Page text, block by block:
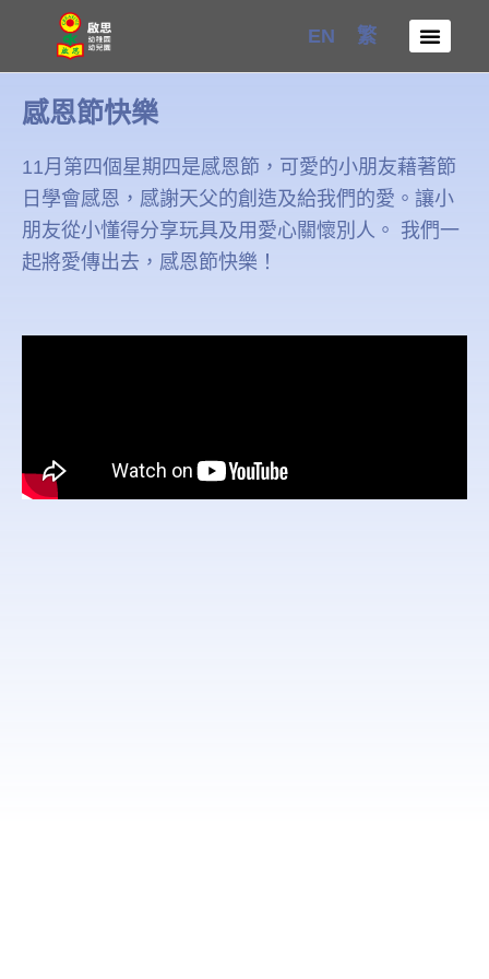
content
EN 繁
感恩節快樂
11月第四個星期四是感恩節，可愛的小朋友藉著節
日學會感恩，感謝天父的創造及給我們的愛。讓小
朋友從小懂得分享玩具及用愛心關懷別人。 我們一
起將愛傳出去，感恩節快樂！